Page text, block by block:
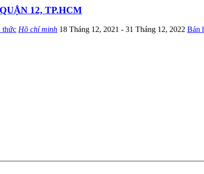
12, TP.HCM
thức Hồ chí minh 18 Tháng 12, 2021 - 31 Tháng 12, 2022 Bán